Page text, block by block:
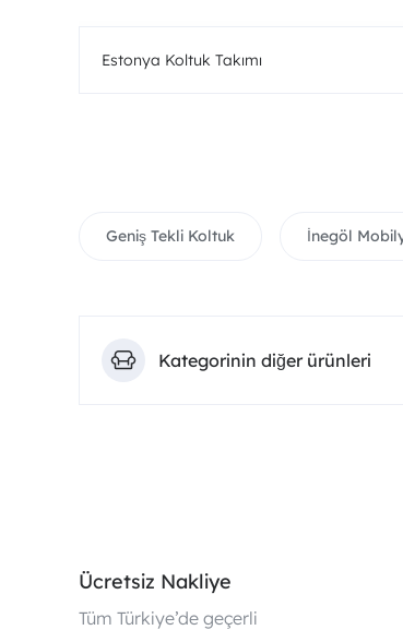
Estonya Koltuk Takımı
Geniş Tekli Koltuk İnegöl
Kategorinin diğer ürünleri
Ücretsiz Nakliye
Tüm Türkiye’de geçerli